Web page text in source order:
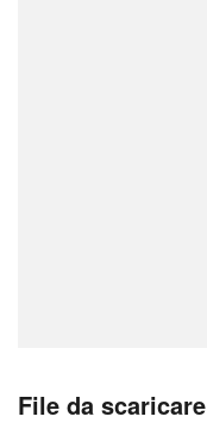
File da scaricare